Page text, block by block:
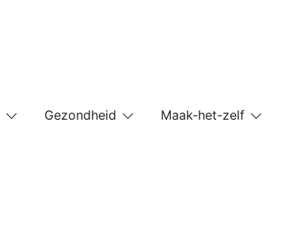
Gezondheid Maak-het-zelf